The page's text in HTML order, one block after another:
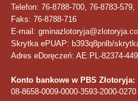
Telefon: 76-8788-700, 76-8783-579,
Faks: 76-8788-716
E-mail:
Skrytka ePUAP: b393q8pnlb/
Adres eDoręczeń: AE:PL-82374-
Konto bankowe w PBS Złotoryja:
08-8658-0009-0000-3593-2000-0270